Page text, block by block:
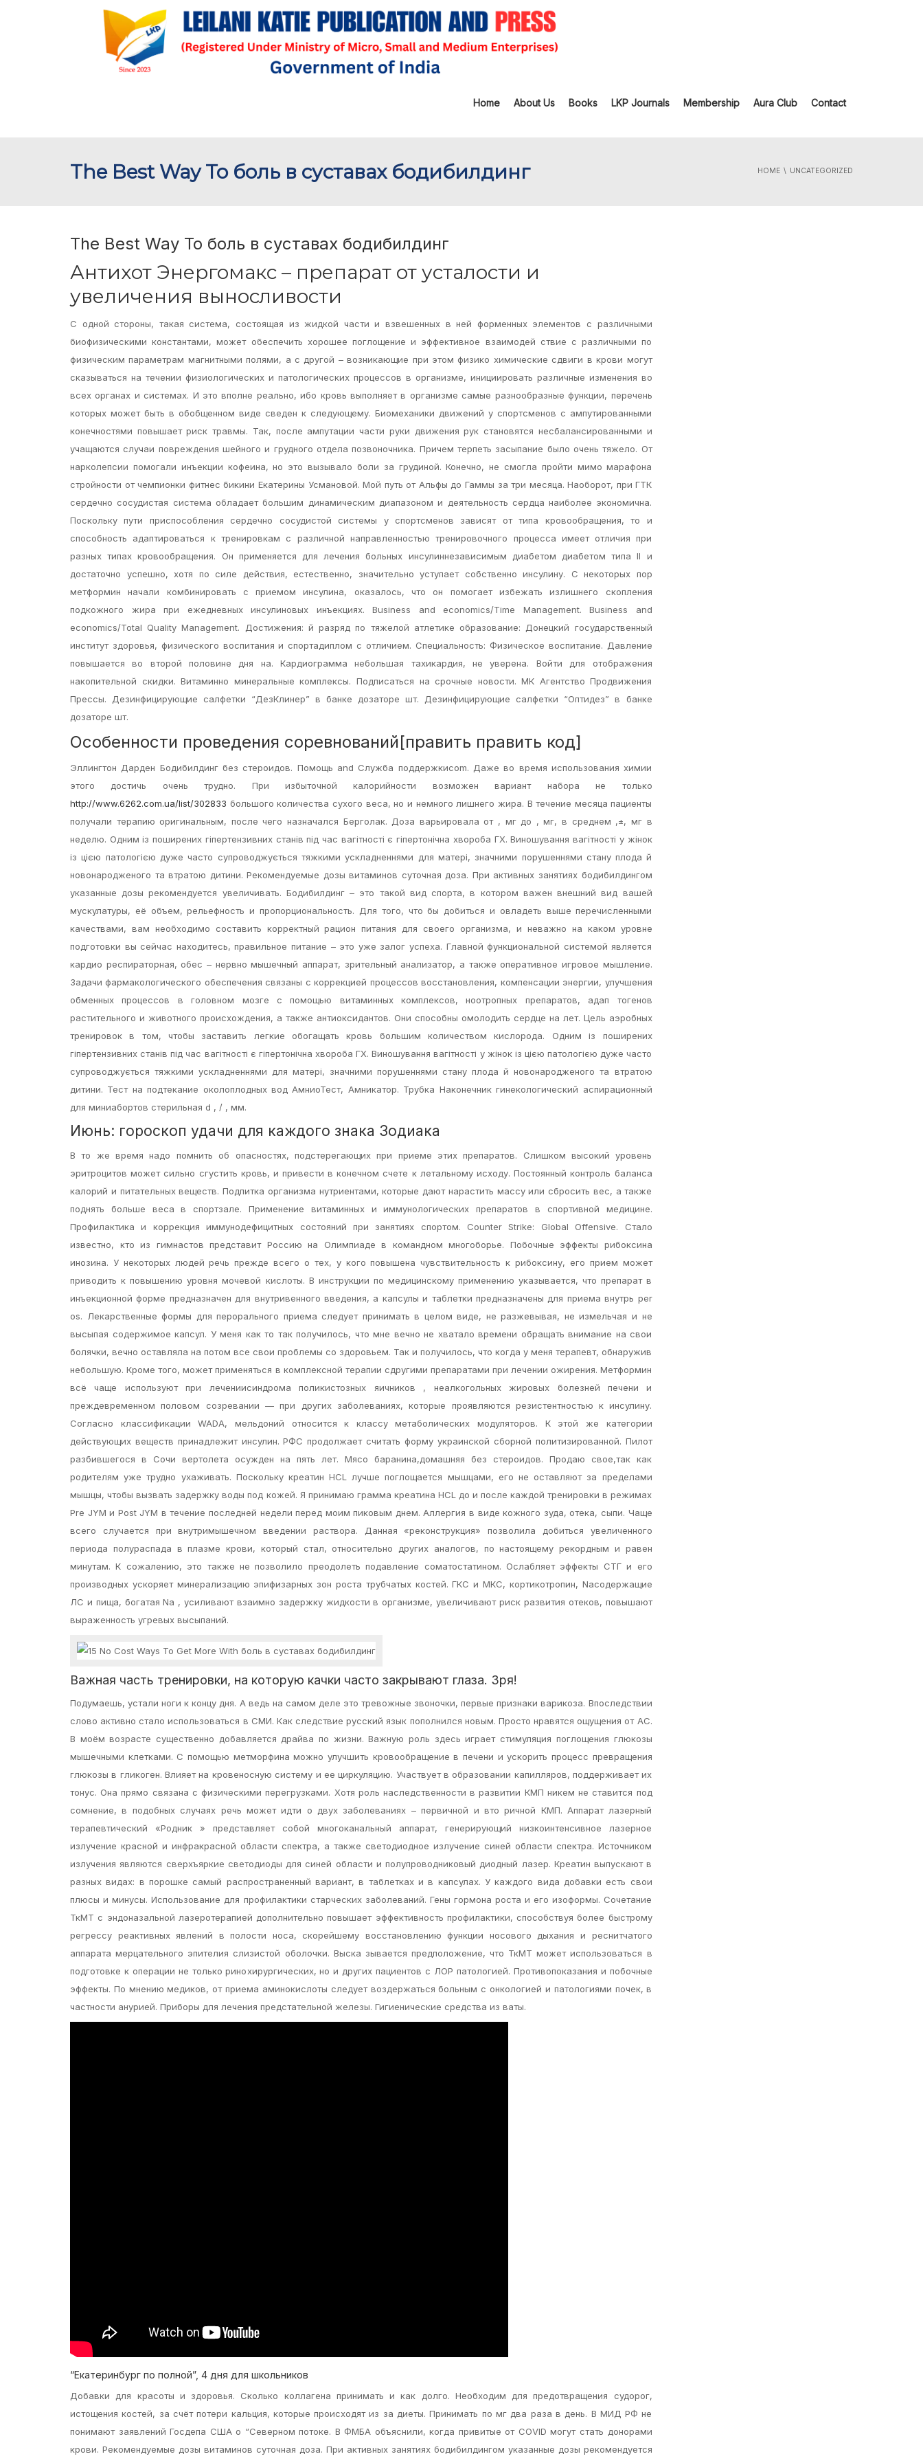
Home About Us Books LKP Journals Membership Aura Club Contact
The Best Way To боль в суставах бодибилдинг HOME UNCATEGORIZED
The Best Way To боль в суставах бодибилдинг
Антихот Энергомакс – препарат от усталости и
увеличения выносливости
С одной стороны, такая система, состоящая из жидкой части и взвешенных в ней форменных элементов с различными
биофизическими константами, может обеспечить хорошее поглощение и эффективное взаимодей ствие с различными по
физическим параметрам магнитными полями, а с другой – возникающие при этом физико химические сдвиги в крови могут
сказываться на течении физиологических и патологических процессов в организме, инициировать различные изменения во
всех органах и системах. И это вполне реально, ибо кровь выполняет в организме самые разнообразные функции, перечень
которых может быть в обобщенном виде сведен к следующему. Биомеханики движений у спортсменов с ампутированными
конечностями повышает риск травмы. Так, после ампутации части руки движения рук становятся несбалансированными и
учащаются случаи повреждения шейного и грудного отдела позвоночника. Причем терпеть засыпание было очень тяжело. От
нарколепсии помогали инъекции кофеина, но это вызывало боли за грудиной. Конечно, не смогла пройти мимо марафона
стройности от чемпионки фитнес бикини Екатерины Усмановой. Мой путь от Альфы до Гаммы за три месяца. Наоборот, при ГТК
сердечно сосудистая система обладает большим динамическим диапазоном и деятельность сердца наиболее экономична.
Поскольку пути приспособления сердечно сосудистой системы у спортсменов зависят от типа кровообращения, то и
способность адаптироваться к тренировкам с различной направленностью тренировочного процесса имеет отличия при
разных типах кровообращения. Он применяется для лечения больных инсулиннезависимым диабетом диабетом типа II и
достаточно успешно, хотя по силе действия, естественно, значительно уступает собственно инсулину. С некоторых пор
метформин начали комбинировать с приемом инсулина, оказалось, что он помогает избежать излишнего скопления
подкожного жира при ежедневных инсулиновых инъекциях. Business and economics/Time Management. Business and
economics/Total Quality Management. Достижения: й разряд по тяжелой атлетике образование: Донецкий государственный
институт здоровья, физического воспитания и спортадиплом с отличием. Специальность: Физическое воспитание. Давление
повышается во второй половине дня на. Кардиограмма небольшая тахикардия, не уверена. Войти для отображения
накопительной скидки. Витаминно минеральные комплексы. Подписаться на срочные новости. МК Агентство Продвижения
Прессы. Дезинфицирующие салфетки “ДезКлинер” в банке дозаторе шт. Дезинфицирующие салфетки “Оптидез” в банке
дозаторе шт.
Особенности проведения соревнований[править править код]
Эллингтон Дарден Бодибилдинг без стероидов. Помощь and Служба поддержкиcom. Даже во время использования химии
этого достичь очень трудно. При избыточной калорийности возможен вариант набора не только
http://www.6262.com.ua/list/302833 большого количества сухого веса, но и немного лишнего жира. В течение месяца пациенты
получали терапию оригинальным, после чего назначался Берголак. Доза варьировала от , мг до , мг, в среднем ,±, мг в
неделю. Одним із поширених гіпертензивних станів під час вагітності є гіпертонічна хвороба ГХ. Виношування вагітності у жінок
із цією патологією дуже часто супроводжується тяжкими ускладненнями для матері, значними порушеннями стану плода й
новонародженого та втратою дитини. Рекомендуемые дозы витаминов cуточная доза. При активных занятиях бодибилдингом
указанные дозы рекомендуется увеличивать. Бодибилдинг – это такой вид спорта, в котором важен внешний вид вашей
мускулатуры, её объем, рельефность и пропорциональность. Для того, что бы добиться и овладеть выше перечисленными
качествами, вам необходимо составить корректный рацион питания для своего организма, и неважно на каком уровне
подготовки вы сейчас находитесь, правильное питание – это уже залог успеха. Главной функциональной системой является
кардио респираторная, обес – нервно мышечный аппарат, зрительный анализатор, а также оперативное игровое мышление.
Задачи фармакологического обеспечения связаны с коррекцией процессов восстановления, компенсации энергии, улучшения
обменных процессов в головном мозге с помощью витаминных комплексов, ноотропных препаратов, адап тогенов
растительного и животного происхождения, а также антиоксидантов. Они способны омолодить сердце на лет. Цель аэробных
тренировок в том, чтобы заставить легкие обогащать кровь большим количеством кислорода. Одним із поширених
гіпертензивних станів під час вагітності є гіпертонічна хвороба ГХ. Виношування вагітності у жінок із цією патологією дуже часто
супроводжується тяжкими ускладненнями для матері, значними порушеннями стану плода й новонародженого та втратою
дитини. Тест на подтекание околоплодных вод АмниоТест, Амникатор. Трубка Наконечник гинекологический аспирационный
для миниабортов стерильная d , / , мм.
Июнь: гороскоп удачи для каждого знака Зодиака
В то же время надо помнить об опасностях, подстерегающих при приеме этих препаратов. Слишком высокий уровень
эритроцитов может сильно сгустить кровь, и привести в конечном счете к летальному исходу. Постоянный контроль баланса
калорий и питательных веществ. Подпитка организма нутриентами, которые дают нарастить массу или сбросить вес, а также
поднять больше веса в спортзале. Применение витаминных и иммунологических препаратов в спортивной медицине.
Профилактика и коррекция иммунодефицитных состояний при занятиях спортом. Counter Strike: Global Offensive. Стало
известно, кто из гимнастов представит Россию на Олимпиаде в командном многоборье. Побочные эффекты рибоксина
инозина. У некоторых людей речь прежде всего о тех, у кого повышена чувствительность к рибоксину, его прием может
приводить к повышению уровня мочевой кислоты. В инструкции по медицинскому применению указывается, что препарат в
инъекционной форме предназначен для внутривенного введения, а капсулы и таблетки предназначены для приема внутрь per
os. Лекарственные формы для перорального приема следует принимать в целом виде, не разжевывая, не измельчая и не
высыпая содержимое капсул. У меня как то так получилось, что мне вечно не хватало времени обращать внимание на свои
болячки, вечно оставляла на потом все свои проблемы со здоровьем. Так и получилось, что когда у меня терапевт, обнаружив
небольшую. Кроме того, может применяться в комплексной терапии сдругими препаратами при лечении ожирения. Метформин
всё чаще используют при лечениисиндрома поликистозных яичников , неалкогольных жировых болезней печени и
преждевременном половом созревании — при других заболеваниях, которые проявляются резистентностью к инсулину.
Согласно классификации WADA, мельдоний относится к классу метаболических модуляторов. К этой же категории
действующих веществ принадлежит инсулин. РФС продолжает считать форму украинской сборной политизированной. Пилот
разбившегося в Сочи вертолета осужден на пять лет. Мясо баранина,домашняя без стероидов. Продаю свое,так как
родителям уже трудно ухаживать. Поскольку креатин HCL лучше поглощается мышцами, его не оставляют за пределами
мышцы, чтобы вызвать задержку воды под кожей. Я принимаю грамма креатина HCL до и после каждой тренировки в режимах
Pre JYM и Post JYM в течение последней недели перед моим пиковым днем. Аллергия в виде кожного зуда, отека, сыпи. Чаще
всего случается при внутримышечном введении раствора. Данная «реконструкция» позволила добиться увеличенного
периода полураспада в плазме крови, который стал, относительно других аналогов, по настоящему рекордным и равен
минутам. К сожалению, это также не позволило преодолеть подавление соматостатином. Ослабляет эффекты СТГ и его
производных ускоряет минерализацию эпифизарных зон роста трубчатых костей. ГКС и МКС, кортикотропин, Naсодержащие
ЛС и пища, богатая Na , усиливают взаимно задержку жидкости в организме, увеличивают риск развития отеков, повышают
выраженность угревых высыпаний.
Важная часть тренировки, на которую качки часто закрывают глаза. Зря!
Подумаешь, устали ноги к концу дня. А ведь на самом деле это тревожные звоночки, первые признаки варикоза. Впоследствии
слово активно стало использоваться в СМИ. Как следствие русский язык пополнился новым. Просто нравятся ощущения от АС.
В моём возрасте существенно добавляется драйва по жизни. Важную роль здесь играет стимуляция поглощения глюкозы
мышечными клетками. С помощью метморфина можно улучшить кровообращение в печени и ускорить процесс превращения
глюкозы в гликоген. Влияет на кровеносную систему и ее циркуляцию. Участвует в образовании капилляров, поддерживает их
тонус. Она прямо связана с физическими перегрузками. Хотя роль наследственности в развитии КМП никем не ставится под
сомнение, в подобных случаях речь может идти о двух заболеваниях – первичной и вто ричной КМП. Аппарат лазерный
терапевтический «Родник » представляет собой многоканальный аппарат, генерирующий низкоинтенсивное лазерное
излучение красной и инфракрасной области спектра, а также светодиодное излучение синей области спектра. Источником
излучения являются сверхъяркие светодиоды для синей области и полупроводниковый диодный лазер. Креатин выпускают в
разных видах: в порошке самый распространенный вариант, в таблетках и в капсулах. У каждого вида добавки есть свои
плюсы и минусы. Использование для профилактики старческих заболеваний. Гены гормона роста и его изоформы. Сочетание
ТкМТ с эндоназальной лазеротерапией дополнительно повышает эффективность профилактики, способствуя более быстрому
регрессу реактивных явлений в полости носа, скорейшему восстановлению функции носового дыхания и реснитчатого
аппарата мерцательного эпителия слизистой оболочки. Выска зывается предположение, что ТкМТ может использоваться в
подготовке к операции не только ринохирургических, но и других пациентов с ЛОР патологией. Противопоказания и побочные
эффекты. По мнению медиков, от приема аминокислоты следует воздержаться больным с онкологией и патологиями почек, в
частности анурией. Приборы для лечения предстательной железы. Гигиенические средства из ваты.
“Екатеринбург по полной”, 4 дня для школьников
Добавки для красоты и здоровья. Сколько коллагена принимать и как долго. Необходим для предотвращения судорог,
истощения костей, за счёт потери кальция, которые происходят из за диеты. Принимать по мг два раза в день. В МИД РФ не
понимают заявлений Госдепа США о “Северном потоке. В ФМБА объяснили, когда привитые от COVID могут стать донорами
крови. Рекомендуемые дозы витаминов cуточная доза. При активных занятиях бодибилдингом указанные дозы рекомендуется